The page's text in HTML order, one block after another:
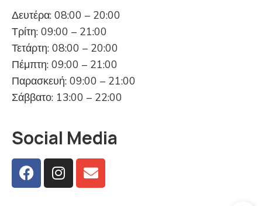
Δευτέρα: 08:00 – 20:00
Τρίτη: 09:00 – 21:00
Τετάρτη: 08:00 – 20:00
Πέμπτη: 09:00 – 21:00
Παρασκευή: 09:00 – 21:00
Σάββατο: 13:00 – 22:00
Social Media